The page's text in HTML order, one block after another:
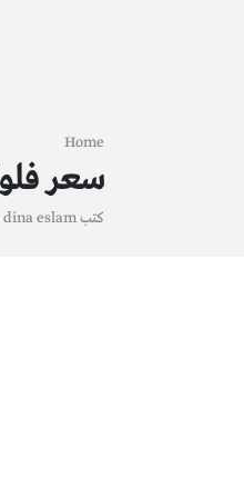
Home
سعر
كتبdina eslam